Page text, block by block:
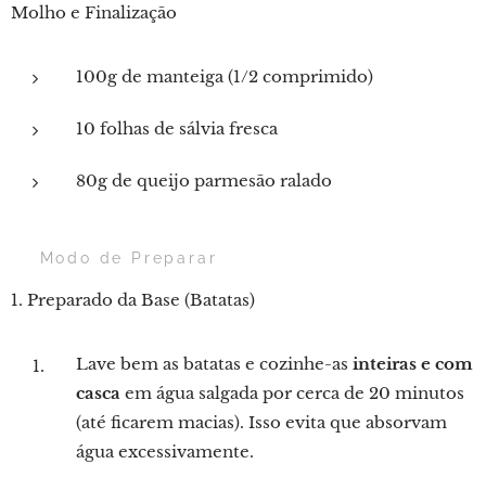
Molho e Finalização
100g de manteiga (1/2 comprimido)
10 folhas de sálvia fresca
80g de queijo parmesão ralado
👨‍🍳 Modo de Preparar
1. Preparado da Base (Batatas)
Lave bem as batatas e cozinhe-as inteiras e com
casca em água salgada por cerca de 20 minutos
(até ficarem macias). Isso evita que absorvam
água excessivamente.